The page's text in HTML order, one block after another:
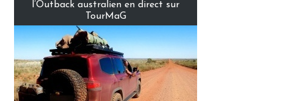
l’Outback australien en direct sur
TourMaG